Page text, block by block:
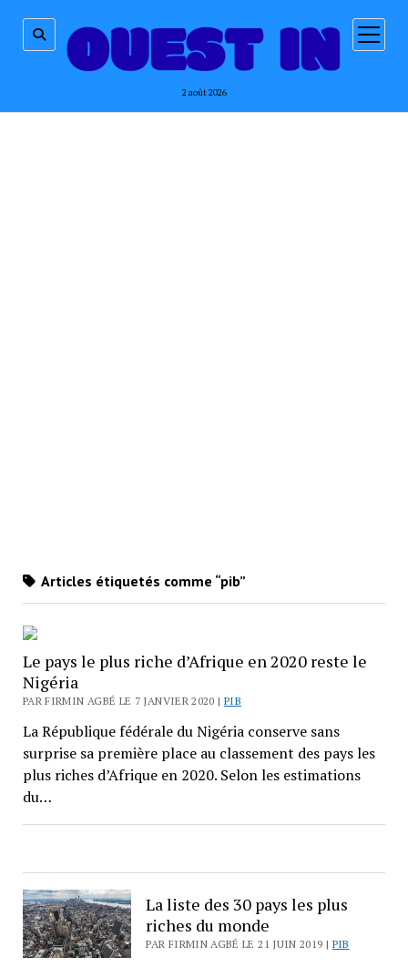
2 août 2026
ouvrir
menu
Articles étiquetés comme “pib”
Le pays le plus riche d’Afrique en 2020 reste le
Nigéria
PAR FIRMIN AGBÉ LE 7 JANVIER 2020 | PIB
La République fédérale du Nigéria conserve sans
surprise sa première place au classement des pays les
plus riches d’Afrique en 2020. Selon les estimations
du…
La liste des 30 pays les plus
riches du monde
PAR FIRMIN AGBÉ LE 21 JUIN 2019 | PIB